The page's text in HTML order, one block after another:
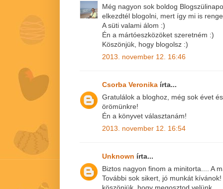
Még nagyon sok boldog
elkezdtél blogolni, mert így mi is
A süti valami álom :)
Én a mártóeszközöket szeretném :)
Köszönjük, hogy blogolsz :)
2013. november 12. 16:46
Csorba Veronika írta...
Gratulálok a bloghoz, még sok évet
örömünkre!
Én a könyvet választanám!
2013. november 12. 16:54
Unknown írta...
Biztos nagyon finom a minitorta.... A
További sok sikert, jó munkát